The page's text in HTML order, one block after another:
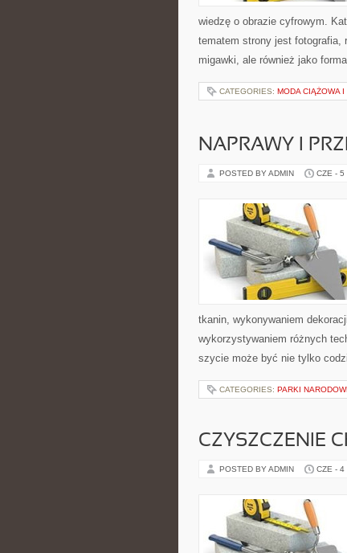
wiedzę o obrazie cyfrowym.
tematem strony jest fotografia,
migawki, ale również jako
CATEGORIES: MODA CIĄŻOWA
NAPRAWY I
POSTED BY ADMIN CZE - 5
tkanin, wykonywaniem
wykorzystywaniem różnych
szycie może być nie tylko
CATEGORIES: PARKI
CZYSZCZENIE
POSTED BY ADMIN CZE - 4